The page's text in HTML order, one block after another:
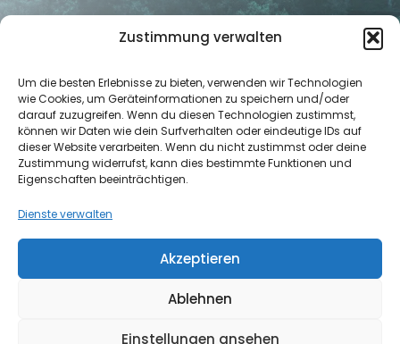
Zustimmung verwalten
Um die besten Erlebnisse zu bieten, verwenden wir Technologien
wie Cookies, um Geräteinformationen zu speichern und/oder
darauf zuzugreifen. Wenn du diesen Technologien zustimmst,
können wir Daten wie dein Surfverhalten oder eindeutige IDs auf
dieser Website verarbeiten. Wenn du nicht zustimmst oder deine
Zustimmung widerrufst, kann dies bestimmte Funktionen und
Eigenschaften beeinträchtigen.
Dienste verwalten
Akzeptieren
Ablehnen
Einstellungen ansehen
Christian Meyer
Finanzexperte für Altersvorsorge
Nützliche Links
News
Über mich
Kontakt